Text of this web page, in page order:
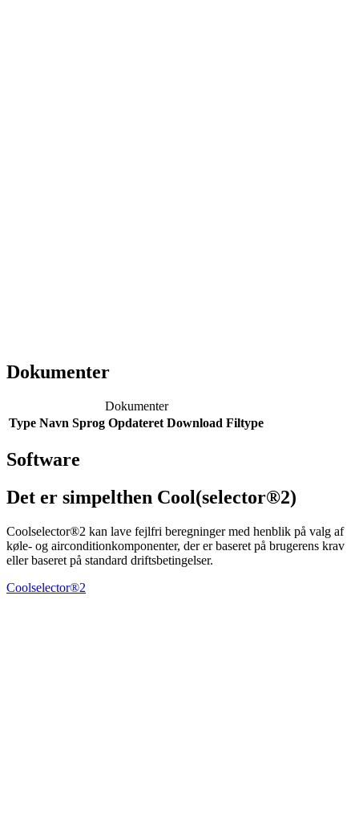
Dokumenter
Dokumenter
Type Navn Sprog Opdateret Download Filtype
Software
Det er simpelthen Cool(selector®2)
Coolselector®2 kan lave fejlfri beregninger med henblik på valg af
køle- og airconditionkomponenter, der er baseret på brugerens krav
eller baseret på standard driftsbetingelser.
Coolselector®2